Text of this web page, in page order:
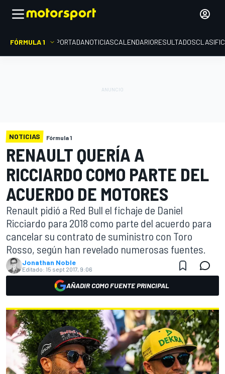
FÓRMULA 1 PORTADANOTICIASCALENDARIORESULTADOS
NOTICIAS Fórmula 1
RENAULT QUERÍA A
RICCIARDO COMO PARTE DEL
ACUERDO DE MOTORES
Renault pidió a Red Bull el fichaje de Daniel
Ricciardo para 2018 como parte del acuerdo para
cancelar su contrato de suministro con Toro
Rosso, según han revelado numerosas fuentes.
Jonathan Noble
Editado: 15 sept 2017, 9:06
AÑADIR COMO FUENTE PRINCIPAL